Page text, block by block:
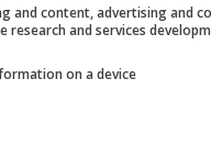
and content, advertising and
research and services
on a device